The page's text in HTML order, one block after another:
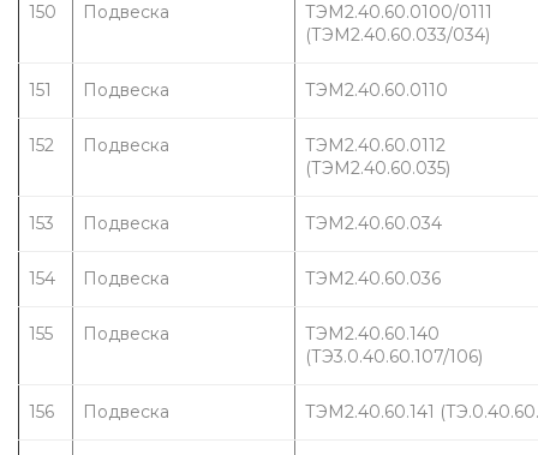
150 Подвеска
ТЭМ2.40.60.0100/0111
(ТЭМ2.40.60.033/034)
151 Подвеска ТЭМ2.40.60.0110
152 Подвеска
ТЭМ2.40.60.0112
(ТЭМ2.40.60.035)
153 Подвеска ТЭМ2.40.60.034
154 Подвеска ТЭМ2.40.60.036
155 Подвеска
ТЭМ2.40.60.140
(ТЭ3.0.40.60.107/106)
156 Подвеска ТЭМ2.40.60.141